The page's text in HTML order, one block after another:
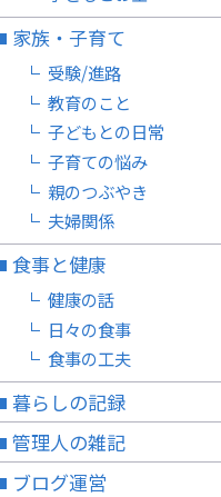
家族・子育て
受験/進路
教育のこと
子どもとの日常
子育ての悩み
親のつぶやき
夫婦関係
食事と健康
健康の話
日々の食事
食事の工夫
暮らしの記録
管理人の雑記
ブログ運営